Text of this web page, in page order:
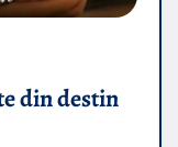
din destin